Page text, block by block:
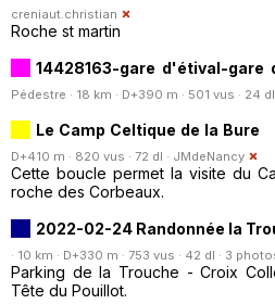
creniaut.christian
Roche st martin
14428163-gare d'étival-gare
Pédestre · 18 km · D+390 m · 501 vus · 24 dl
Le Camp Celtique de la Bure
D+410 m · 820 vus · 72 dl · JMdeNancy
Cette boucle permet la visite du
roche des Corbeaux.
2022-02-24 Randonnée la
· 10 km · D+330 m · 753 vus · 42 dl · 3
Parking de la Trouche - Croix
Tête du Pouillot.